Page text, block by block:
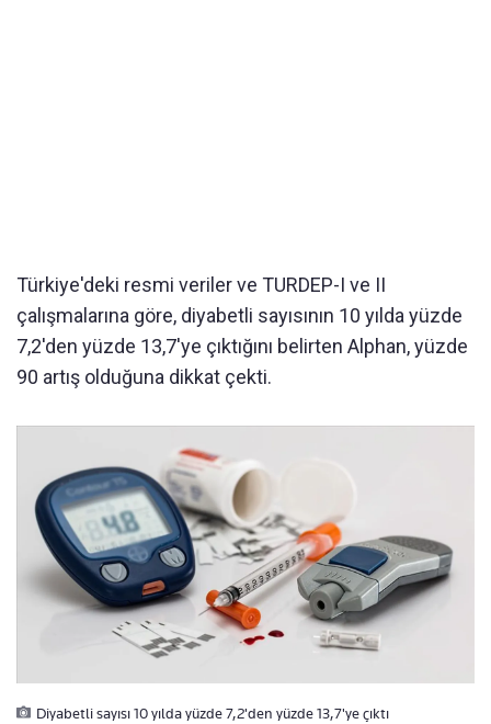
Türkiye'deki resmi veriler ve TURDEP-I ve II
çalışmalarına göre, diyabetli sayısının 10 yılda yüzde
7,2'den yüzde 13,7'ye çıktığını belirten Alphan, yüzde
90 artış olduğuna dikkat çekti.
Diyabetli sayısı 10 yılda yüzde 7,2'den yüzde 13,7'ye çıktı